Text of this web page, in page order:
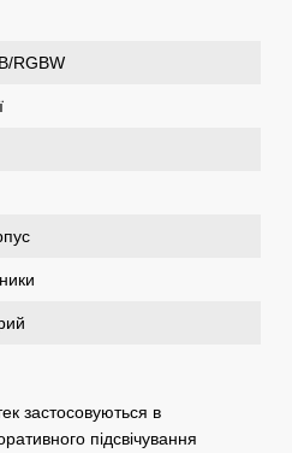
RGBW
застосовуються в
підсвічування